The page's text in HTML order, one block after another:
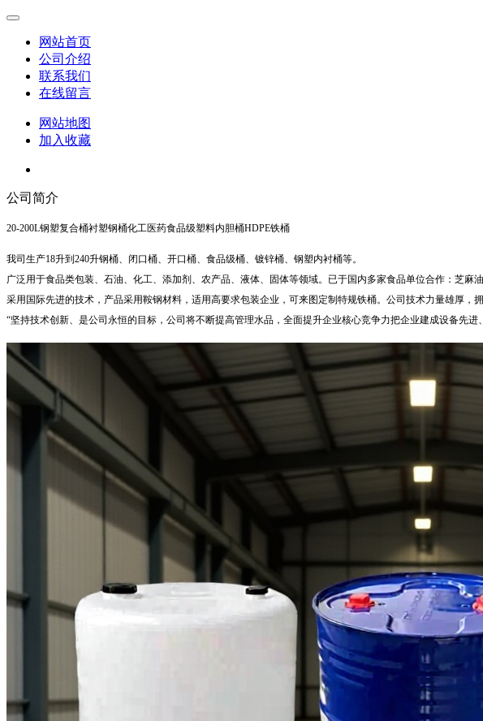
网站首页
公司介绍
联系我们
在线留言
网站地图
加入收藏
公司简介
20-200L钢塑复合桶衬塑钢桶化工医药食品级塑料内胆桶HDPE铁桶
我司生产18升到240升钢桶、闭口桶、开口桶、食品级桶、镀锌桶、 钢塑内衬桶等。
广泛用于食品类包装、石油、化工、添加剂、农产品、液体、固体等领域。已于国内多家食品单位合作：芝麻
采用国际先进的技术，产品采用鞍钢材料，适用高要求包装企业，可来图定制特规铁桶。公司技术力量雄厚，
“坚持技术创新、是公司永恒的目标，公司将不断提高管理水品，全面提升企业核心竞争力把企业建成设备先